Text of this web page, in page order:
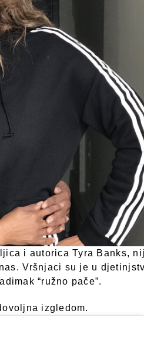
i autorica Tyra Banks,
Vršnjaci su je u
“ružno pače”.
izgledom.